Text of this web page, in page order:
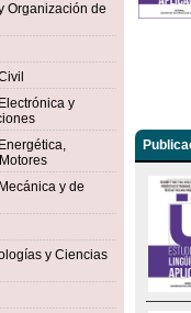
Organización de
y
y de
y Ciencias